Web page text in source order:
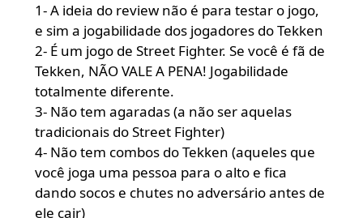
1- A ideia do review não é para testar o jogo,
e sim a jogabilidade dos jogadores do Tekken
2- É um jogo de Street Fighter. Se você é fã de
Tekken, NÃO VALE A PENA! Jogabilidade
totalmente diferente.
3- Não tem agaradas (a não ser aquelas
tradicionais do Street Fighter)
4- Não tem combos do Tekken (aqueles que
você joga uma pessoa para o alto e fica
dando socos e chutes no adversário antes de
ele cair)